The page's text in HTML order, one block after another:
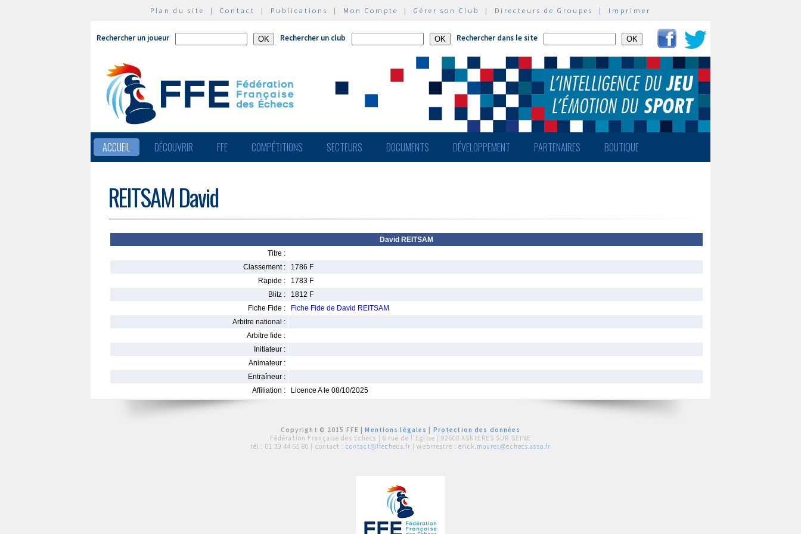
Plan du site | Contact | Publications | Mon Compte | Gérer son Club | Directeurs de Groupes | Imprimer
Rechercher un joueur Rechercher un club Rechercher dans le site
ACCUEIL DÉCOUVRIR FFE COMPÉTITIONS SECTEURS DOCUMENTS DÉVELOPPEMENT PARTENAIRES BOUTIQUE
REITSAM David
David REITSAM
Titre :
Classement :
1786 F
Rapide :
1783 F
Blitz :
1812 F
Fiche Fide :
Fiche Fide de David REITSAM
Arbitre national :
Arbitre fide :
Initiateur :
Animateur :
Entraîneur :
Affiliation :
Licence A le 08/10/2025
Copyright © 2015 FFE |Mentions légales
Protection des données
Fédération Française des Echecs | 6 rue de l'Eglise | 92600 ASNIERES SUR SEINE
tél : 01 39 44 65 80 | contact : contact@ffechecs.fr | webmestre : erick.mouret@echecs.asso.fr